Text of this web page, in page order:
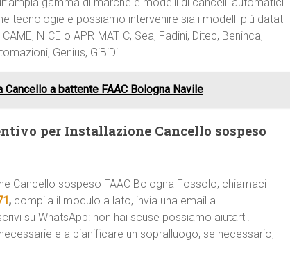
tecnologie e possiamo intervenire sia i modelli più datati
NICE o APRIMATIC, Sea, Fadini, Ditec, Beninca,
Genius, GiBiDi.
a battente FAAC Bologna Navile
per Installazione Cancello sospeso
Cancello sospeso FAAC Bologna Fossolo, chiamaci
, compila il modulo a lato, invia una email a
su WhatsApp: non hai scuse possiamo aiutarti!
e a pianificare un sopralluogo, se necessario,